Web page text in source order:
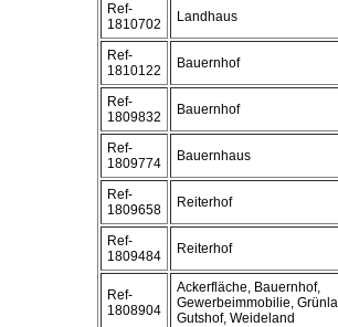
Ref-
1810702
Landhaus
Ref-
1810122
Bauernhof
Ref-
1809832
Bauernhof
Ref-
1809774
Bauernhaus
Ref-
1809658
Reiterhof
Ref-
1809484
Reiterhof
Ref-
1808904
Ackerfläche, Bauernhof,
Gewerbeimmobilie,
Gutshof, Weideland